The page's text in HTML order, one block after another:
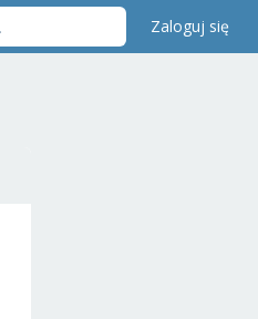
Zaloguj się